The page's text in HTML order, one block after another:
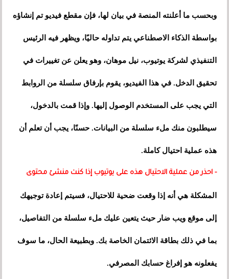
وبحسب ما أعلنته المنصة في بيان لها، فإن مقطع فيديو تم إنشاؤه
بواسطة الذكاء الاصطناعي يتم تداوله حاليًا، ويظهر فيه الرئيس
التنفيذي لشركة يوتيوب، نيل موهان، وهو يعلن عن تغييرات في
تحقيق الدخل. في هذا الفيديو، يقوم بإرفاق سلسلة من الروابط
التي يجب على المستخدم الوصول إليها. وإذا قمت بالدخول،
سيطلبون منك ملء سلسلة من البيانات. حسنًا، يجب أن تعلم أن
هذه عملية احتيال كاملة.
- احذر من عملية الاحتيال هذه على يوتيوب إذا كنت منشئ محتوى
المشكلة هي أنه إذا وقعت ضحية للاحتيال، فسيتم إعادة توجيهك
إلى موقع ويب ضار حيث يتعين عليك ملء سلسلة من التفاصيل،
بما في ذلك بطاقة الائتمان الخاصة بك. وبطبيعة الحال، ما سوف
يفعلونه هو إفراغ حسابك المصرفي.